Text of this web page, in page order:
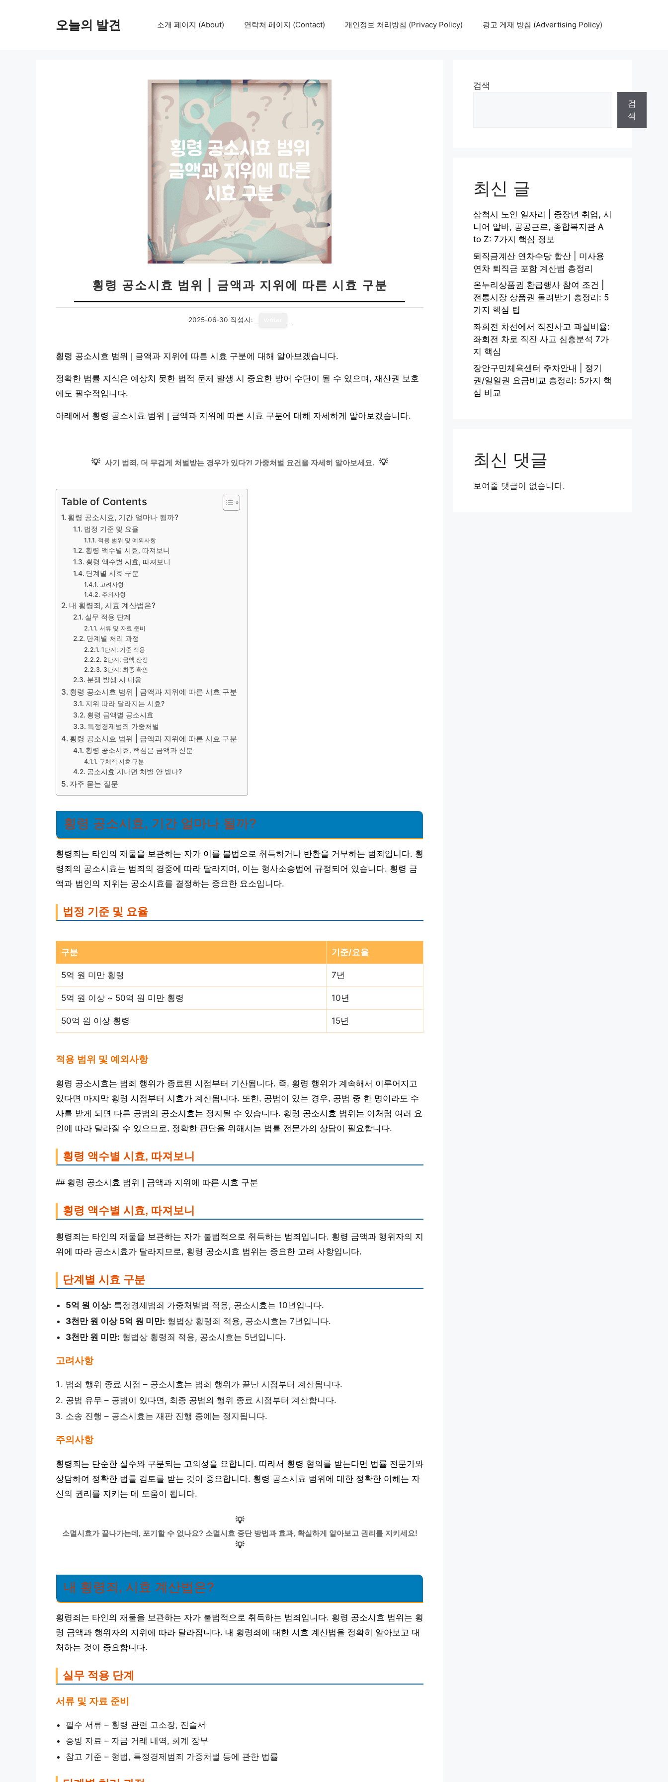
오늘의 발견 소개 페이지 (About) 연락처 페이지 (Contact) 개인정보 처리방침 (Privacy Policy) 광고 게재 방침 (Advertising Policy)
횡령 공소시효 범위 | 금액과 지위에 따른 시효 구분
2025-06-30 작성자:
횡령 공소시효 범위 | 금액과 지위에 따른 시효 구분에 대해 알아보겠습니다.
정확한 법률 지식은 예상치 못한 법적 문제 발생 시 중요한 방어 수단이 될 수 있으며, 재산권 보호
에도 필수적입니다.
아래에서 횡령 공소시효 범위 | 금액과 지위에 따른 시효 구분에 대해 자세하게 알아보겠습니다.
💡 사기 범죄, 더 무겁게 처벌받는 경우가 있다?! 가중처벌 요건을 자세히 알아보세요. 💡
Table of Contents
횡령 공소시효, 기간 얼마나 될까?
법정 기준 및 요율
적용 범위 및 예외사항
횡령 액수별 시효, 따져보니
횡령 액수별 시효, 따져보니
단계별 시효 구분
고려사항
주의사항
내 횡령죄, 시효 계산법은?
실무 적용 단계
서류 및 자료 준비
단계별 처리 과정
1단계: 기준 적용
2단계: 금액 산정
3단계: 최종 확인
분쟁 발생 시 대응
횡령 공소시효 범위 | 금액과 지위에 따른 시효 구분
지위 따라 달라지는 시효?
횡령 금액별 공소시효
특정경제범죄 가중처벌
횡령 공소시효 범위 | 금액과 지위에 따른 시효 구분
횡령 공소시효, 핵심은 금액과 신분
구체적 시효 구분
공소시효 지나면 처벌 안 받나?
자주 묻는 질문
횡령 공소시효, 기간 얼마나 될까?
횡령죄는 타인의 재물을 보관하는 자가 이를 불법으로 취득하거나 반환을 거부하는 범죄입니다. 횡
령죄의 공소시효는 범죄의 경중에 따라 달라지며, 이는 형사소송법에 규정되어 있습니다. 횡령 금
액과 범인의 지위는 공소시효를 결정하는 중요한 요소입니다.
법정 기준 및 요율
구분 기준/요율
5억 원 미만 횡령 7년
5억 원 이상 ~ 50억 원 미만 횡령 10년
50억 원 이상 횡령 15년
적용 범위 및 예외사항
횡령 공소시효는 범죄 행위가 종료된 시점부터 기산됩니다. 즉, 횡령 행위가 계속해서 이루어지고
있다면 마지막 횡령 시점부터 시효가 계산됩니다. 또한, 공범이 있는 경우, 공범 중 한 명이라도 수
사를 받게 되면 다른 공범의 공소시효는 정지될 수 있습니다. 횡령 공소시효 범위는 이처럼 여러 요
인에 따라 달라질 수 있으므로, 정확한 판단을 위해서는 법률 전문가의 상담이 필요합니다.
횡령 액수별 시효, 따져보니
## 횡령 공소시효 범위 | 금액과 지위에 따른 시효 구분
횡령 액수별 시효, 따져보니
횡령죄는 타인의 재물을 보관하는 자가 불법적으로 취득하는 범죄입니다. 횡령 금액과 행위자의 지
위에 따라 공소시효가 달라지므로, 횡령 공소시효 범위는 중요한 고려 사항입니다.
단계별 시효 구분
5억 원 이상: 특정경제범죄 가중처벌법 적용, 공소시효는 10년입니다.
3천만 원 이상 5억 원 미만: 형법상 횡령죄 적용, 공소시효는 7년입니다.
3천만 원 미만: 형법상 횡령죄 적용, 공소시효는 5년입니다.
고려사항
범죄 행위 종료 시점 – 공소시효는 범죄 행위가 끝난 시점부터 계산됩니다.
공범 유무 – 공범이 있다면, 최종 공범의 행위 종료 시점부터 계산합니다.
소송 진행 – 공소시효는 재판 진행 중에는 정지됩니다.
주의사항
횡령죄는 단순한 실수와 구분되는 고의성을 요합니다. 따라서 횡령 혐의를 받는다면 법률 전문가와
상담하여 정확한 법률 검토를 받는 것이 중요합니다. 횡령 공소시효 범위에 대한 정확한 이해는 자
신의 권리를 지키는 데 도움이 됩니다.
💡
소멸시효가 끝나가는데, 포기할 수 없나요? 소멸시효 중단 방법과 효과, 확실하게 알아보고 권리를 지키세요!
💡
내 횡령죄, 시효 계산법은?
횡령죄는 타인의 재물을 보관하는 자가 불법적으로 취득하는 범죄입니다. 횡령 공소시효 범위는 횡
령 금액과 행위자의 지위에 따라 달라집니다. 내 횡령죄에 대한 시효 계산법을 정확히 알아보고 대
처하는 것이 중요합니다.
실무 적용 단계
서류 및 자료 준비
필수 서류 – 횡령 관련 고소장, 진술서
증빙 자료 – 자금 거래 내역, 회계 장부
참고 기준 – 형법, 특정경제범죄 가중처벌 등에 관한 법률
검색
검
색
최신 글
삼척시 노인 일자리 | 중장년 취업, 시
니어 알바, 공공근로, 종합복지관 A
to Z: 7가지 핵심 정보
퇴직금계산 연차수당 합산 | 미사용
연차 퇴직금 포함 계산법 총정리
온누리상품권 환급행사 참여 조건 |
전통시장 상품권 돌려받기 총정리: 5
가지 핵심 팁
좌회전 차선에서 직진사고 과실비율:
좌회전 차로 직진 사고 심층분석 7가
지 핵심
장안구민체육센터 주차안내 | 정기
권/일일권 요금비교 총정리: 5가지 핵
심 비교
최신 댓글
보여줄 댓글이 없습니다.